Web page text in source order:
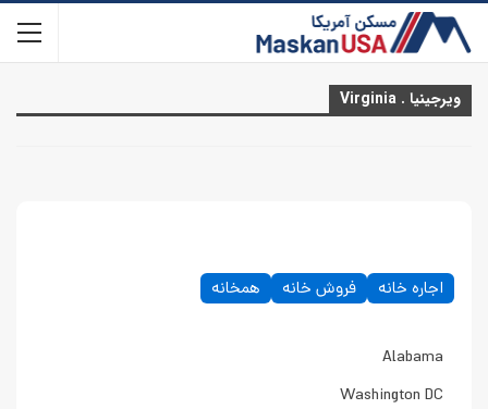
اجاره خانه فروش خانه همخانه
Alabama
Washington DC
ویرجینیا . Virginia